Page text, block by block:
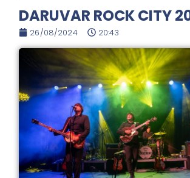
DARUVAR ROCK CITY
26/08/2024 20:43